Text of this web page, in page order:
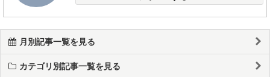
月別記事一覧を見る
カテゴリ別記事一覧を見る